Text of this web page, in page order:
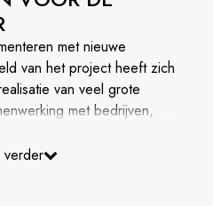
met nieuwe
van het project heeft zich
van veel grote
met bedrijven,
referenties.
verder